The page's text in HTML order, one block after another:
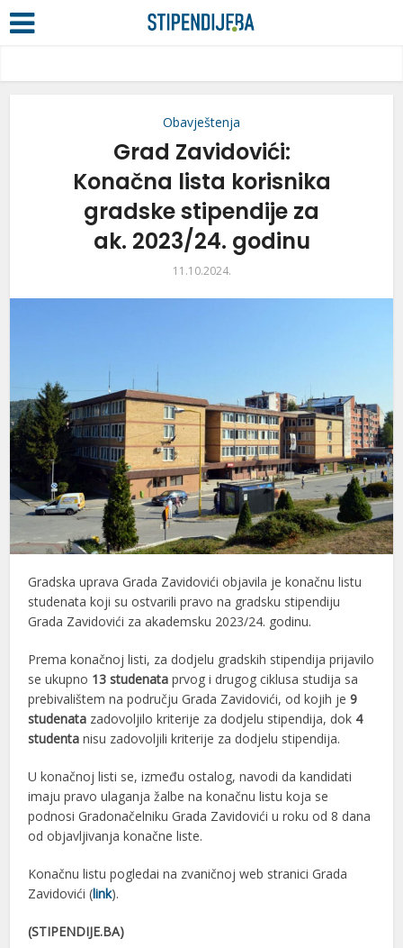
Obavještenja
Grad Zavidovići:
Konačna lista korisnika
gradske stipendije za
ak. 2023/24. godinu
11.10.2024.
Gradska uprava Grada Zavidovići objavila je konačnu listu
studenata koji su ostvarili pravo na gradsku stipendiju
Grada Zavidovići za akademsku 2023/24. godinu.
Prema konačnoj listi, za dodjelu gradskih stipendija prijavilo
se ukupno 13 studenata prvog i drugog ciklusa studija sa
prebivalištem na području Grada Zavidovići, od kojih je9
studenata zadovoljilo kriterije za dodjelu stipendija, dok 4
studenta nisu zadovoljili kriterije za dodjelu stipendija.
U konačnoj listi se, između ostalog, navodi da kandidati
imaju pravo ulaganja žalbe na konačnu listu koja se
podnosi Gradonačelniku Grada Zavidovići u roku od 8 dana
od objavljivanja konačne liste.
Konačnu listu pogledai na zvaničnoj web stranici Grada
Zavidovići (link).
(STIPENDIJE.BA)